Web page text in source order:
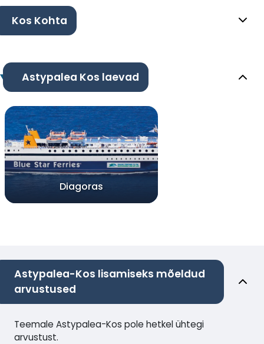
Kos Kohta
Astypalea Kos laevad
Diagoras
Astypalea-Kos lisamiseks mõeldud
arvustused
Teemale Astypalea-Kos pole hetkel ühtegi
arvustust.